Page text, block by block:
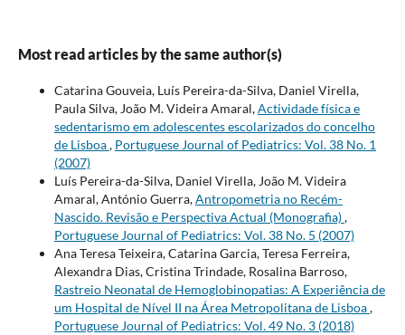
Most read articles by the same author(s)
Catarina Gouveia, Luís Pereira-da-Silva, Daniel Virella,
Paula Silva, João M. Videira Amaral,Actividade física e
sedentarismo em adolescentes escolarizados do concelho
de Lisboa, Portuguese Journal of Pediatrics: Vol. 38 No. 1
(2007)
Luís Pereira-da-Silva, Daniel Virella, João M. Videira
Amaral, António Guerra,Antropometria no Recém-
Nascido. Revisão e Perspectiva Actual (Monografia),
Portuguese Journal of Pediatrics: Vol. 38 No. 5 (2007)
Ana Teresa Teixeira, Catarina Garcia, Teresa Ferreira,
Alexandra Dias, Cristina Trindade, Rosalina Barroso,
Rastreio Neonatal de Hemoglobinopatias: A Experiência de
um Hospital de Nível II na Área Metropolitana de Lisboa,
Portuguese Journal of Pediatrics: Vol. 49 No. 3 (2018)